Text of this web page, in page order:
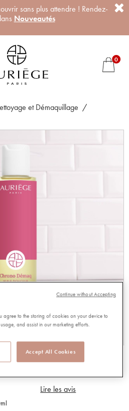
sans plus attendre ! Rendez-
Nouveautés
0
et Démaquillage /
Lire les avis
agree to the storing of cookies on your device to
and assist in our marketing efforts.
Accept All Cookies
Continue without Accepting